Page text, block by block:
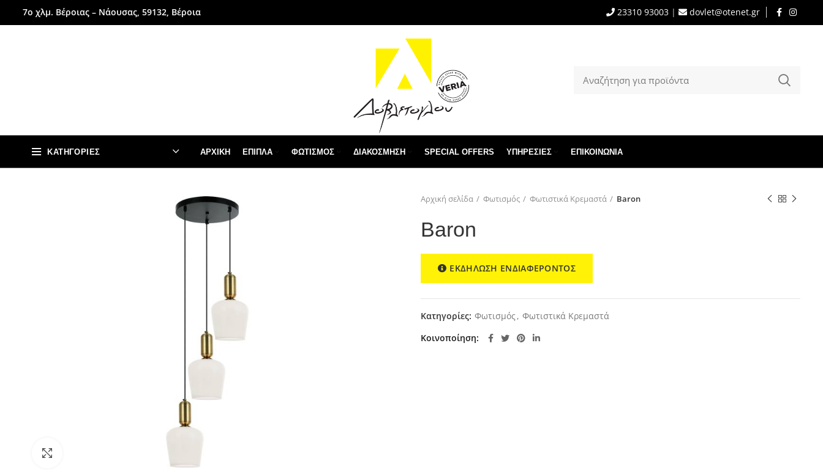
7ο χλμ. Βέροιας – Νάουσας, 59132, Βέροια 23310 93003 | dovlet@otenet.gr
ΚΑΤΗΓΟΡΊΕΣ ΑΡΧΙΚΉ ΈΠΙΠΛΑ ΦΩΤΙΣΜΌΣ ΔΙΑΚΌΣΜΗΣΗ SPECIAL OFFERS ΥΠΗΡΕΣΙΕΣ ΕΠΙΚΟΙΝΩΝΊΑ
Αρχική σελίδα Φωτισμός Φωτιστικά Κρεμαστά Baron
Baron
ΕΚΔΗΛΩΣΗ ΕΝΔΙΑΦΕΡΟΝΤΟΣ
Κατηγορίες: Φωτισμός , Φωτιστικά Κρεμαστά
Κοινοποίηση